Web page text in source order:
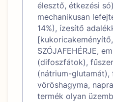
élesztő, étkezési
mechanikusan
14%), ízesítő
SZÓJAFEHÉRJE,
(difoszfátok),
(nátrium-
vöröshagyma,
termék olyan